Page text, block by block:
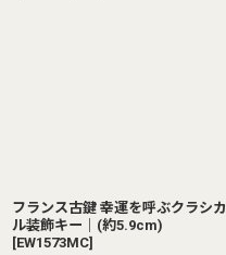
フランス古鍵 幸運を呼ぶクラシカ
ル装飾キー｜(約5.9cm)
[EW1573MC]